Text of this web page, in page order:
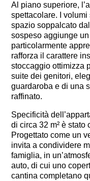
Al piano superiore,
spettacolare. I
spazio soppalcato
sospeso aggiunge
particolarmente
rafforza il carattere
stoccaggio ottimizza
suite dei genitori,
guardaroba e di una
raffinato.
Specificità
di circa 32 m² è stato
Progettato come un
invita a condividere
famiglia, in
auto, di cui uno
cantina completano